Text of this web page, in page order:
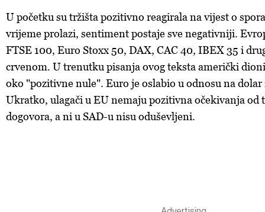
U početku su tržišta pozitivno reagirala na vijest o
vrijeme prolazi, sentiment postaje sve negativniji.
FTSE 100, Euro Stoxx 50, DAX, CAC 40, IBEX 35 i
crvenom. U trenutku pisanja ovog teksta američki
oko "pozitivne nule". Euro je oslabio u odnosu na dolar
Ukratko, ulagači u EU nemaju pozitivna očekivanja od
dogovora, a ni u SAD-u nisu oduševljeni.